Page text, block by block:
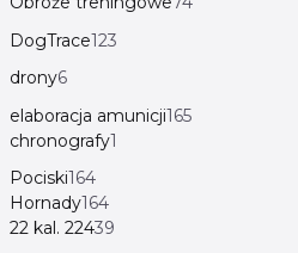
DogTrace123
drony6
elaboracja amunicji165
chronografy1
Pociski164
Hornady164
22 kal. 22439